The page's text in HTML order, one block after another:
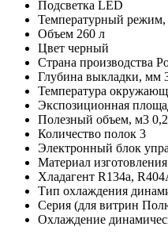
Подсветка LED
Температурный режим,
Объем 260 л
Цвет черный
Страна производства
Глубина выкладки, мм
Температура
Экспозиционная
Полезный объем, м3
Количество полок 3
Электронный блок
Материал изготовления
Хладагент R134a,
Тип охлаждения
Серия (для витрин
Охлаждение